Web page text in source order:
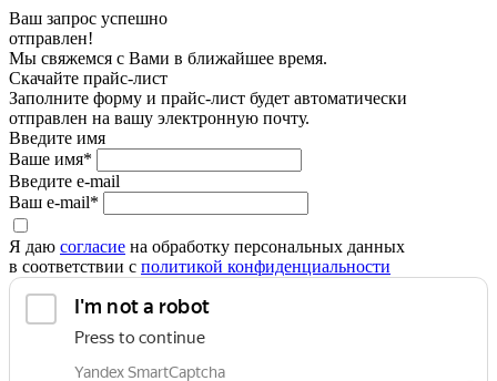
Ваш запрос успешно
отправлен!
Мы свяжемся с Вами в ближайшее время.
Скачайте прайс-лист
Заполните форму и прайс-лист будет автоматически
отправлен на вашу электронную почту.
Введите имя
Ваше имя*
Введите e-mail
Ваш e-mail*
Я даю согласие на обработку персональных данных
в соответствии с политикой конфиденциальности